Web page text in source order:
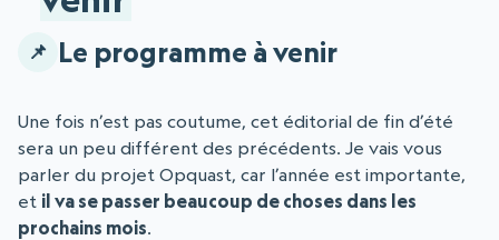
Le programme à venir
Une fois n’est pas coutume, cet éditorial de fin d’été
sera un peu différent des précédents. Je vais vous
parler du projet Opquast, car l’année est importante,
et il va se passer beaucoup de choses dans les
prochains mois.